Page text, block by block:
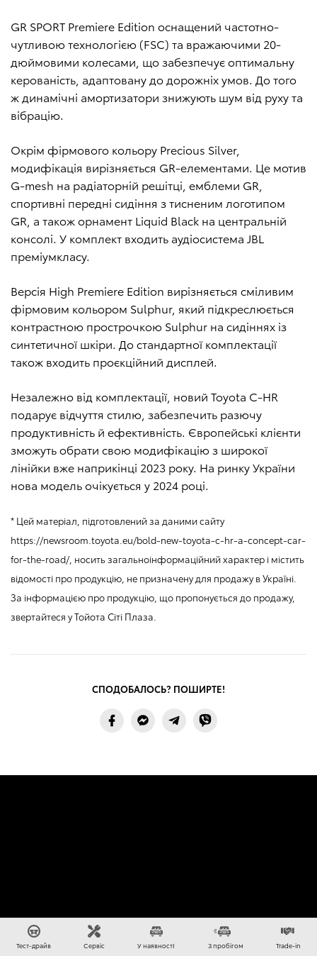
Тест-драйв Сервіс У наявностІ З пробігом Trade-in
GR SPORT Premiere Edition оснащений частотно-
чутливою технологією (FSC) та вражаючими 20-
дюймовими колесами, що забезпечує оптимальну
керованість, адаптовану до дорожніх умов. До того
ж динамічні амортизатори знижують шум від руху та
вібрацію.
Окрім фірмового кольору Precious Silver,
модифікація вирізняється GR-елементами. Це мотив
G-mesh на радіаторній решітці, емблеми GR,
спортивні передні сидіння з тисненим логотипом
GR, а також орнамент Liquid Black на центральній
консолі. У комплект входить аудіосистема JBL
преміумкласу.
Версія High Premiere Edition вирізняється сміливим
фірмовим кольором Sulphur, який підкреслюється
контрастною прострочкою Sulphur на сидіннях із
синтетичної шкіри. До стандартної комплектації
також входить проєкційний дисплей.
Незалежно від комплектації, новий Toyota C-HR
подарує відчуття стилю, забезпечить разючу
продуктивність й ефективність. Європейські клієнти
зможуть обрати свою модифікацію з широкої
лінійки вже наприкінці 2023 року. На ринку України
нова модель очікується у 2024 році.
* Цей матеріал, підготовлений за даними сайту
https://newsroom.toyota.eu/bold-new-toyota-c-hr-a-concept-car-
for-the-road/, носить загальноінформаційний характер і містить
відомості про продукцію, не призначену для продажу в Україні.
За інформацією про продукцію, що пропонується до продажу,
звертайтеся у Тойота Сіті Плаза.
СПОДОБАЛОСЬ? ПОШИРТЕ!
Більше акцій та новин